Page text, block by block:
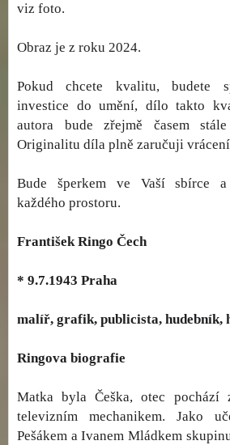
viz foto.
Obraz je z roku 2024.
Pokud chcete kvalitu, budete
investice do umění, dílo takto
autora bude zřejmě časem
Originalitu díla plně zaručuji
Bude šperkem ve Vaší sbírce a
každého prostoru.
František Ringo Čech
* 9.7.1943 Praha
malíř, grafik, publicista, hudebník,
Ringova biografie
Matka byla Češka, otec
televizním mechanikem. Jako
Pešákem a Ivanem Mládkem